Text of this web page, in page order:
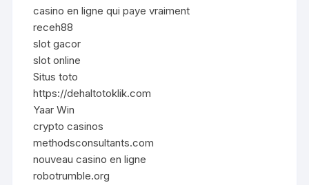
casino en ligne qui paye vraiment
receh88
slot gacor
slot online
Situs toto
https://dehaltotoklik.com
Yaar Win
crypto casinos
methodsconsultants.com
nouveau casino en ligne
robotrumble.org